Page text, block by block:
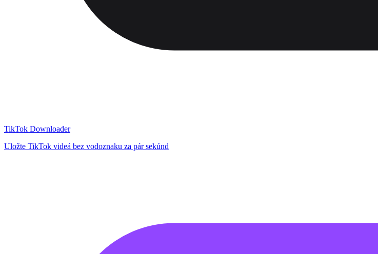
TikTok Downloader
Uložte TikTok videá bez vodoznaku za pár sekúnd